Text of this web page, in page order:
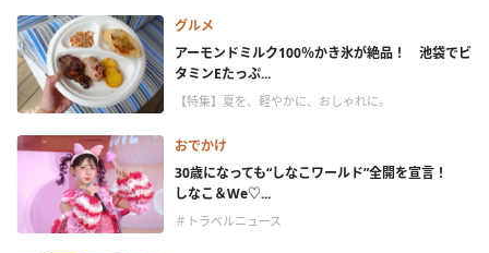
グルメ
アーモンドミルク100％かき氷が絶品！ 池袋でビ
タミンEたっぷ...
【特集】夏を、軽やかに、おしゃれに。
おでかけ
30歳になっても“しなこワールド”全開を宣言！
しなこ＆We♡...
＃トラベルニュース